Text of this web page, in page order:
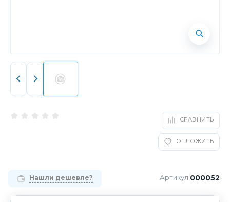
СРАВНИТЬ
ОТЛОЖИТЬ
Артикул:000052
Нашли дешевле?